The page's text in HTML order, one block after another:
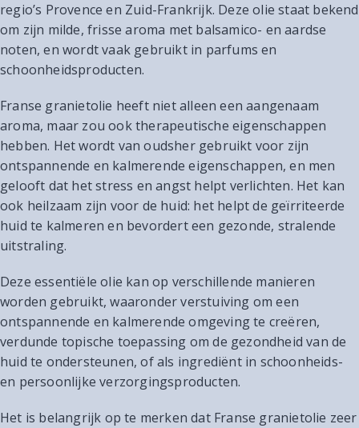
regio’s Provence en Zuid-Frankrijk. Deze olie staat bekend
om zijn milde, frisse aroma met balsamico- en aardse
noten, en wordt vaak gebruikt in parfums en
schoonheidsproducten.
Franse granietolie heeft niet alleen een aangenaam
aroma, maar zou ook therapeutische eigenschappen
hebben. Het wordt van oudsher gebruikt voor zijn
ontspannende en kalmerende eigenschappen, en men
gelooft dat het stress en angst helpt verlichten. Het kan
ook heilzaam zijn voor de huid: het helpt de geïrriteerde
huid te kalmeren en bevordert een gezonde, stralende
uitstraling.
Deze essentiële olie kan op verschillende manieren
worden gebruikt, waaronder verstuiving om een
ontspannende en kalmerende omgeving te creëren,
verdunde topische toepassing om de gezondheid van de
huid te ondersteunen, of als ingrediënt in schoonheids-
en persoonlijke verzorgingsproducten.
Het is belangrijk op te merken dat Franse granietolie zeer